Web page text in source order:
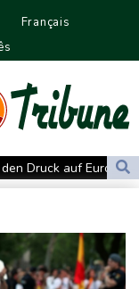
Français
Druck auf Europas
Missbrauchsopfer